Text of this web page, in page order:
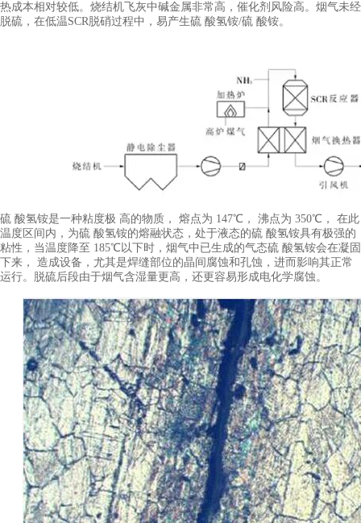
热成本相对较低。烧结机飞灰中碱金属非常高，催化剂风险高。烟气未经
脱硫，在低温SCR脱硝过程中，易产生硫 酸氢铵/硫 酸铵。
硫 酸氢铵是一种粘度极 高的物质， 熔点为 147℃， 沸点为 350℃， 在此
温度区间内，为硫 酸氢铵的熔融状态，处于液态的硫 酸氢铵具有极强的
粘性，当温度降至 185℃以下时，烟气中已生成的气态硫 酸氢铵会在凝固
下来， 造成设备，尤其是焊缝部位的晶间腐蚀和孔蚀，进而影响其正常
运行。脱硫后段由于烟气含湿量更高，还更容易形成电化学腐蚀。